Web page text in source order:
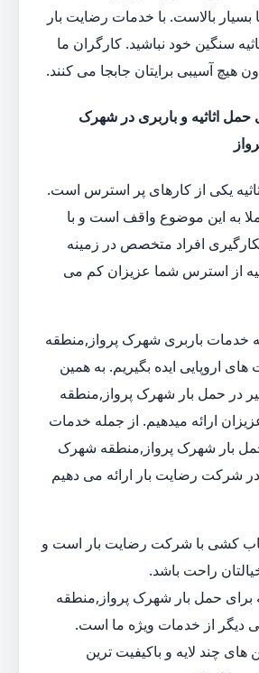
بالاست. با خدمات رضایت بار
سنگین خود نباشید. کارگران ما
هیچ آسیبی برایتان جابجا می کنند.
حمل اثاثیه و باربری در شهرک
یکی از کارهای پر استرس است.
به این موضوع واقف است و با
افراد متخصص در زمینه
از استرس شما عزیزان کم می
خدمات باربری شهرک پرواز,منطقه
اروپایی ایده بگیریم. به همین
در حمل بار شهرک پرواز,منطقه
ارائه میدهیم. از جمله خدمات
بار شهرک پرواز,منطقه شهرک
شرکت رضایت بار ارائه می دهیم
کشی با شرکت رضایت بار است و
راحت باشد.
برای حمل بار شهرک پرواز,منطقه
دیگر از خدمات ویژه ما است.
های چند لایه و باکیفیت ترین